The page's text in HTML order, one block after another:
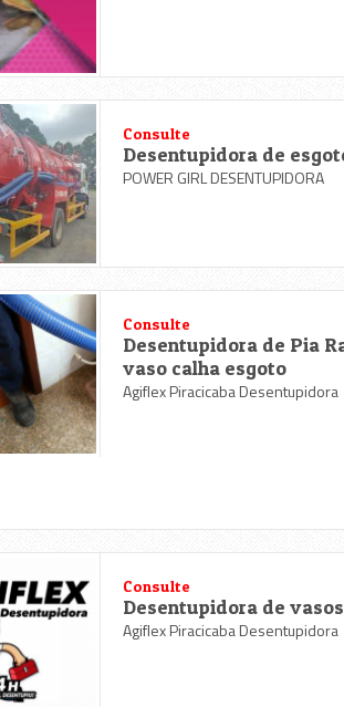
Consulte
Desentupidora de
POWER GIRL DESENTUPIDORA
Consulte
Desentupidora de Pia
vaso calha esgoto
Agiflex Piracicaba Desentupidora
Consulte
Desentupidora de vasos
Agiflex Piracicaba Desentupidora